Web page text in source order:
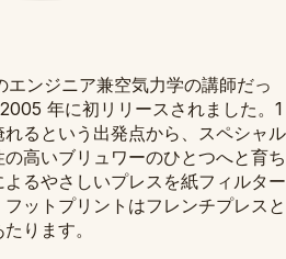
ンジニア兼空気力学の講師だっ
年に初リリースされました。1
るという出発点から、スペシャル
高いブリュワーのひとつへと育ち
るやさしいプレスを紙フィルター
ットプリントはフレンチプレスと
ります。